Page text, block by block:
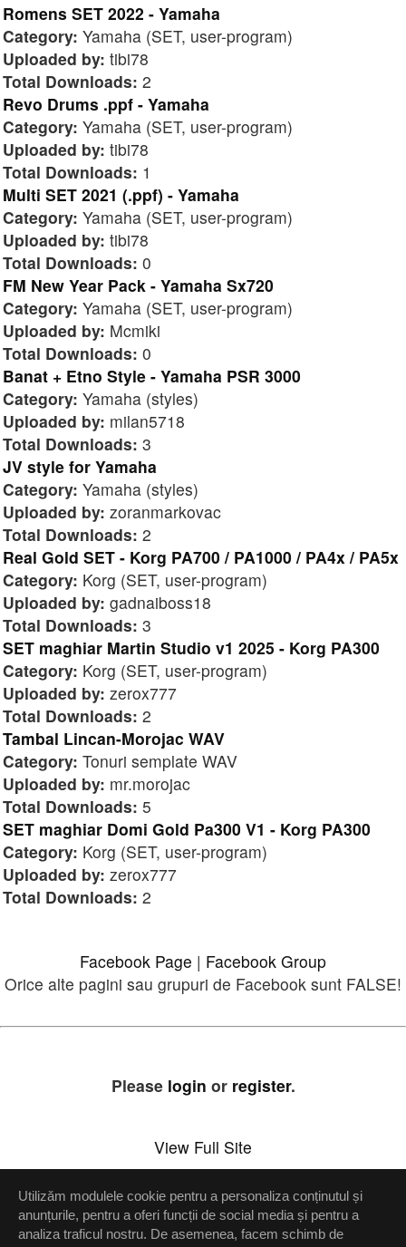
Romens SET 2022 - Yamaha
Category: Yamaha (SET, user-program)
Uploaded by: tibi78
Total Downloads: 2
Revo Drums .ppf - Yamaha
Category: Yamaha (SET, user-program)
Uploaded by: tibi78
Total Downloads: 1
Multi SET 2021 (.ppf) - Yamaha
Category: Yamaha (SET, user-program)
Uploaded by: tibi78
Total Downloads: 0
FM New Year Pack - Yamaha Sx720
Category: Yamaha (SET, user-program)
Uploaded by: Mcmiki
Total Downloads: 0
Banat + Etno Style - Yamaha PSR 3000
Category: Yamaha (styles)
Uploaded by: milan5718
Total Downloads: 3
JV style for Yamaha
Category: Yamaha (styles)
Uploaded by: zoranmarkovac
Total Downloads: 2
Real Gold SET - Korg PA700 / PA1000 / PA4x / PA5x
Category: Korg (SET, user-program)
Uploaded by: gadnaiboss18
Total Downloads: 3
SET maghiar Martin Studio v1 2025 - Korg PA300
Category: Korg (SET, user-program)
Uploaded by: zerox777
Total Downloads: 2
Tambal Lincan-Morojac WAV
Category: Tonuri semplate WAV
Uploaded by: mr.morojac
Total Downloads: 5
SET maghiar Domi Gold Pa300 V1 - Korg PA300
Category: Korg (SET, user-program)
Uploaded by: zerox777
Total Downloads: 2
Facebook Page | Facebook Group
Orice alte pagini sau grupuri de Facebook sunt FALSE!
Please login or register.
View Full Site
Setări confidenţialitate
Utilizăm modulele cookie pentru a personaliza conținutul și
anunțurile, pentru a oferi funcții de social media și pentru a
analiza traficul nostru. De asemenea, facem schimb de